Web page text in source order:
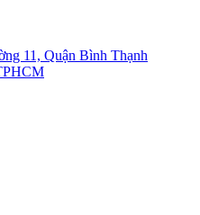
11, Quận Bình Thạnh